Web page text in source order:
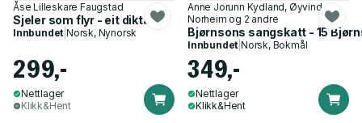
Åse Lilleskare Faugstad
Sjeler som flyr - eit diktarliv
Innbundet |Norsk, Nynorsk
299,-
Nettlager
Klikk&Hent
Anne Jorunn Kydland, Øyvind
Norheim og 2 andre
Bjørnsons sangskatt - 15
Innbundet |Norsk, Bokmål
349,-
Nettlager
Klikk&Hent